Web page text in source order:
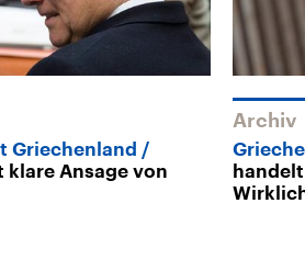
Griechenland
klare Ansage von
Archiv